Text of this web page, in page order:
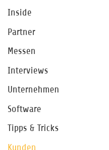
Inside
Partner
Messen
Interviews
Unternehmen
Software
Tipps & Tricks
Kunden